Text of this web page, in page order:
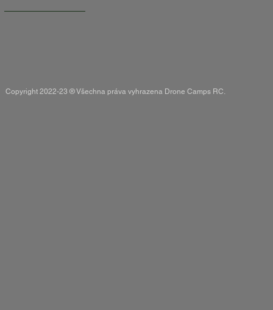
Copyright 2022-23 ® Všechna práva vyhrazena Drone Camps RC.